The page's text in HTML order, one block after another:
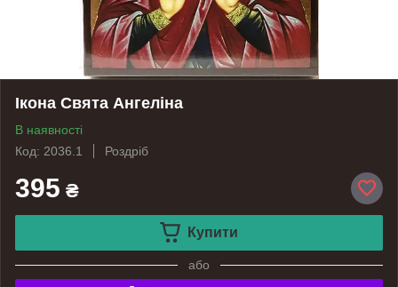
Ікона Свята Ангеліна
В наявності
Код: 2036.1
Роздріб
395 ₴
Купити
або